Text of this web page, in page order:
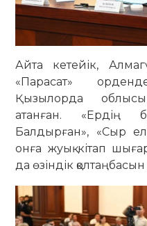
Айта кетейік,
«Парасат»
Қызылорда
атанған. «Ердің
Балдырған», «Сыр
онға жуық кітап
да өзіндік